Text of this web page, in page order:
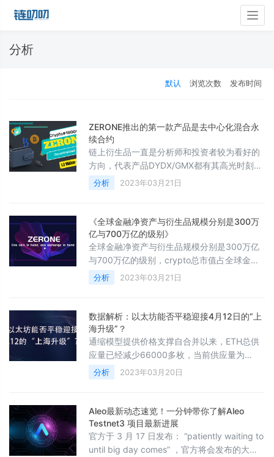
分析
默认 浏览次数 发布时间
ZERONE推出的第一款产品是去中心化混合永
续合约
链上衍⽣品⼀直是分析师和投资者较为看好的
⽅向，代表产品DYDX/GMX都有其⾼光时刻，
但价格⾛势却相关性极差——DYDX⾃代币上
线后⼀路被看好，但其代币从ATH价格下跌
幅超过100%的协议，引来众⼈追捧，并认为
GLP池可以产⽣Real Yield，但我们认为此协议
有极⼤的硬伤；ZERONE立项于在2021年6
月，汲取了链上衍生品先驱者的优势，开发出
一个
分析 2023年03月21日
《全球⾦融净资产与衍⽣品规模分别是300万
亿与700万亿的级别》
全球⾦融净资产与衍⽣品规模分别是300万亿
与700万亿的级别，crypto总市值占全球⾦融
资产0.32%，衍⽣品占全球衍⽣品规模只有
0.004%，占crypto总市值也只有3.66%，考
和NFT的蓬勃发展，crypto衍⽣品发展空间上
限不可估量。 1：ZERONE协议可以让⽤户在
不依赖中⼼化中介的情况下进⾏加密合约交
易，协议通过去中⼼化基础设施、LP流动
分析 2023年03月21日
数据解析：以太坊能否平稳迎接4月12日的“上
海升级”？
通缩模型提供价格支撑自合并以来，ETH总供
应量已经减少66000多枚，当前供应量为
1.204亿枚，年通胀率为-0.109%。近期对ETH
销毁贡献最大的应用包括Uniswap、Tether和
以太坊网络活动的激增。按照当前速度，到
2025年，ETH供应量预计将降到1.181亿。总
体而言，只要以太坊网络在Defi和NFT生态系
统保持主导地位，
分析 2023年03月20日
Aleo最新动态速览！一分钟带你了解Aleo
Testnet3 项目最新进展
官方于 3 月 17 日发布： “patiently waiting to
until big day comes” ，官方将会发布的大事